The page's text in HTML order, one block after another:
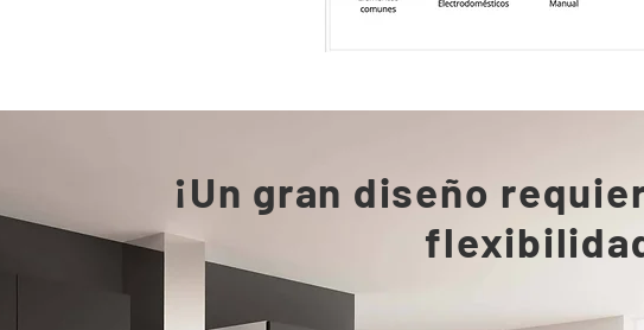
¡Un gran diseño